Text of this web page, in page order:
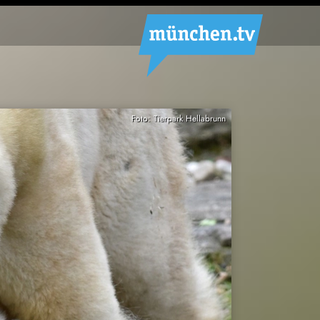
Foto: Tierpark Hellabrunn